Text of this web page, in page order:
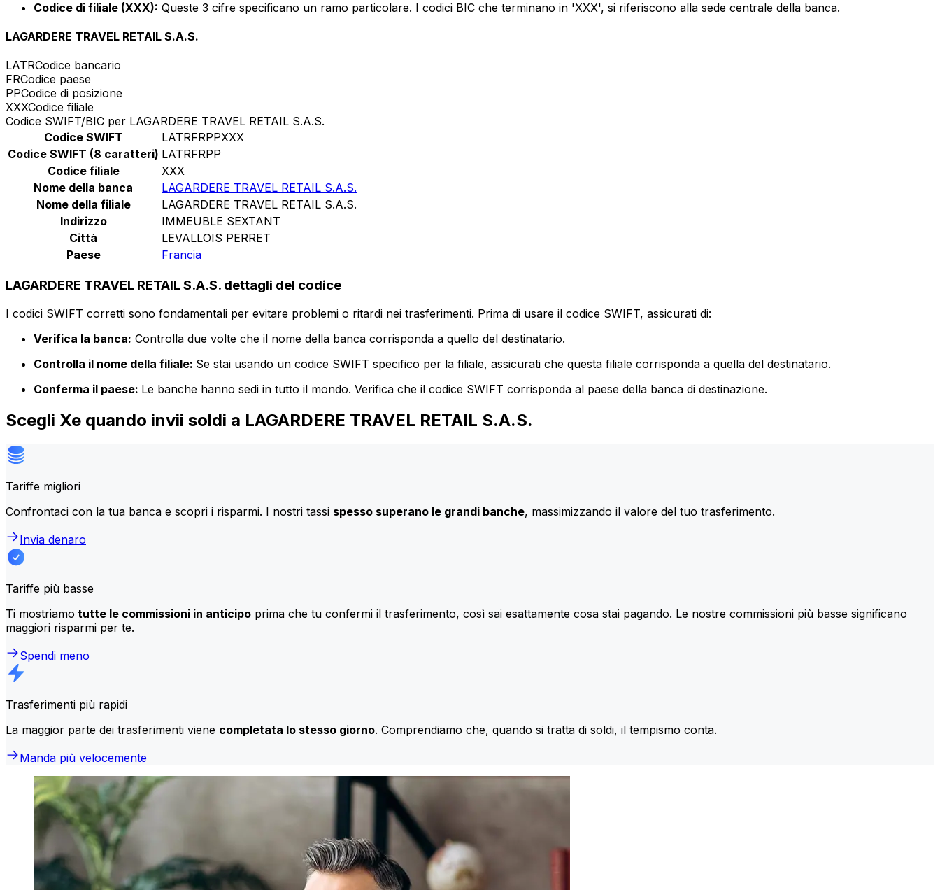
Codice di filiale (XXX): Queste 3 cifre specificano un ramo particolare. I codici BIC che terminano in 'XXX', si riferiscono alla sede centrale della banca.
LAGARDERE TRAVEL RETAIL S.A.S.
LATRCodice bancario
FRCodice paese
PPCodice di posizione
XXXCodice filiale
Codice SWIFT/BIC per LAGARDERE TRAVEL RETAIL S.A.S.
Codice SWIFT
LATRFRPPXXX
Codice SWIFT (8 caratteri) LATRFRPP
Codice filiale
XXX
Nome della banca
LAGARDERE TRAVEL RETAIL S.A.S.
Nome della filiale
LAGARDERE TRAVEL RETAIL S.A.S.
Indirizzo
IMMEUBLE SEXTANT
Città
LEVALLOIS PERRET
Paese
Francia
LAGARDERE TRAVEL RETAIL S.A.S. dettagli del codice
I codici SWIFT corretti sono fondamentali per evitare problemi o ritardi nei trasferimenti. Prima di usare il codice SWIFT, assicurati di:
Verifica la banca: Controlla due volte che il nome della banca corrisponda a quello del destinatario.
Controlla il nome della filiale: Se stai usando un codice SWIFT specifico per la filiale, assicurati che questa filiale corrisponda a quella del destinatario.
Conferma il paese: Le banche hanno sedi in tutto il mondo. Verifica che il codice SWIFT corrisponda al paese della banca di destinazione.
Scegli Xe quando invii soldi a LAGARDERE TRAVEL RETAIL S.A.S.
Tariffe migliori
Confrontaci con la tua banca e scopri i risparmi. I nostri tassi spesso superano le grandi banche, massimizzando il valore del tuo trasferimento.
Invia denaro
Tariffe più basse
Ti mostriamo tutte le commissioni in anticipo prima che tu confermi il trasferimento, così sai esattamente cosa stai pagando. Le nostre commissioni più basse significano
maggiori risparmi per te.
Spendi meno
Trasferimenti più rapidi
La maggior parte dei trasferimenti viene completata lo stesso giorno. Comprendiamo che, quando si tratta di soldi, il tempismo conta.
Manda più velocemente